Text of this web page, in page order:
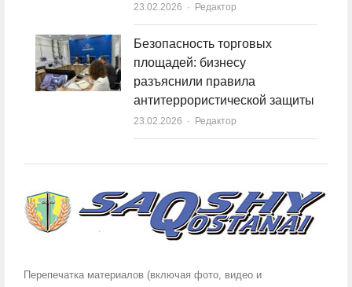
23.02.2026 Author
Редактор
Безопасность торговых
площадей: бизнесу
разъяснили правила
антитеррористической защиты
23.02.2026 Author
Редактор
Перепечатка материалов (включая фото, видео и